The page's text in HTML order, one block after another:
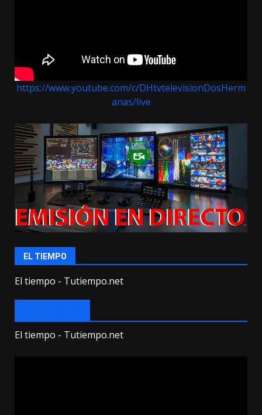
https://www.youtube.com/c/DHtvtelevisionDosHerm
anas/live
EL TIEMPO
El tiempo - Tutiempo.net
El tiempo - Tutiempo.net